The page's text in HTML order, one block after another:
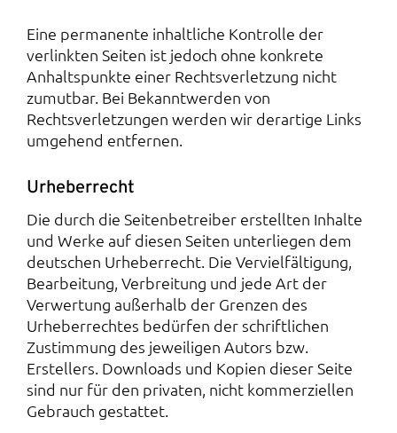
Eine permanente inhaltliche Kontrolle der
verlinkten Seiten ist jedoch ohne konkrete
Anhaltspunkte einer Rechtsverletzung nicht
zumutbar. Bei Bekanntwerden von
Rechtsverletzungen werden wir derartige Links
umgehend entfernen.
Urheberrecht
Die durch die Seitenbetreiber erstellten Inhalte
und Werke auf diesen Seiten unterliegen dem
deutschen Urheberrecht. Die Vervielfältigung,
Bearbeitung, Verbreitung und jede Art der
Verwertung außerhalb der Grenzen des
Urheberrechtes bedürfen der schriftlichen
Zustimmung des jeweiligen Autors bzw.
Erstellers. Downloads und Kopien dieser Seite
sind nur für den privaten, nicht kommerziellen
Gebrauch gestattet.